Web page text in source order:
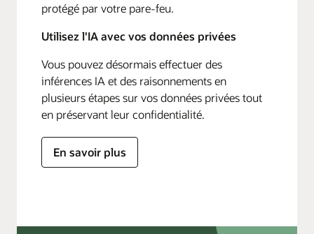
protégé par votre pare-feu.
Utilisez l'IA avec vos données privées
Vous pouvez désormais effectuer des
inférences IA et des raisonnements en
plusieurs étapes sur vos données privées tout
en préservant leur confidentialité.
En savoir plus